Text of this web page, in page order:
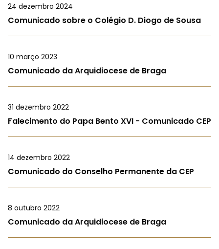
24 dezembro 2024
Comunicado sobre o Colégio D. Diogo de Sousa
10 março 2023
Comunicado da Arquidiocese de Braga
31 dezembro 2022
Falecimento do Papa Bento XVI - Comunicado CEP
14 dezembro 2022
Comunicado do Conselho Permanente da CEP
8 outubro 2022
Comunicado da Arquidiocese de Braga